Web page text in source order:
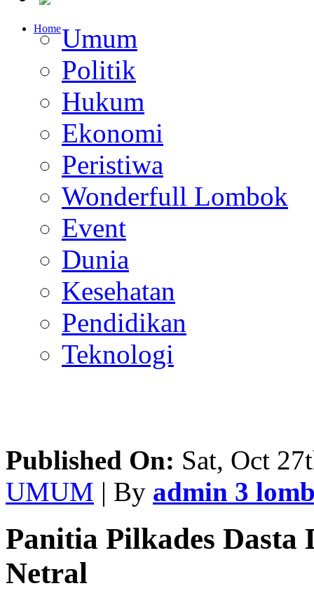
HomeUmum
Politik
Hukum
Ekonomi
Peristiwa
Wonderfull Lombok
Event
Dunia
Kesehatan
Pendidikan
Teknologi
Published On: Sat, Oct
UMUM | By admin 3
Panitia Pilkades Dasta
Netral